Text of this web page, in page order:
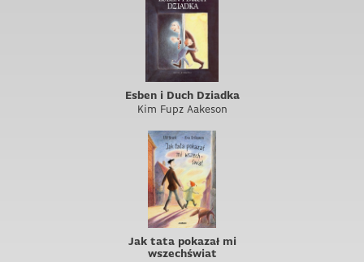
Esben i Duch Dziadka
Kim Fupz Aakeson
Jak tata pokazał mi
wszechświat